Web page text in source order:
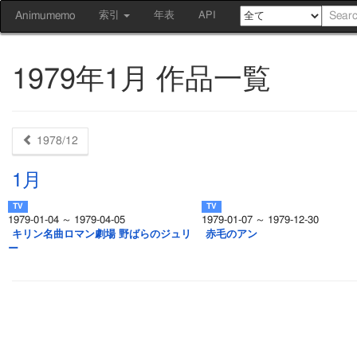
Animumemo 索引 年表 API
1979年1月 作品一覧
1978/12
1月
1979-01-04 ～ 1979-04-05
キリン名曲ロマン劇場 野ばらのジュリ
ー
1979-01-07 ～ 1979-12-30
赤毛のアン